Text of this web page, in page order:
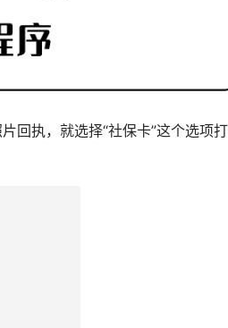
回执，就选择“社保卡”这个选项打